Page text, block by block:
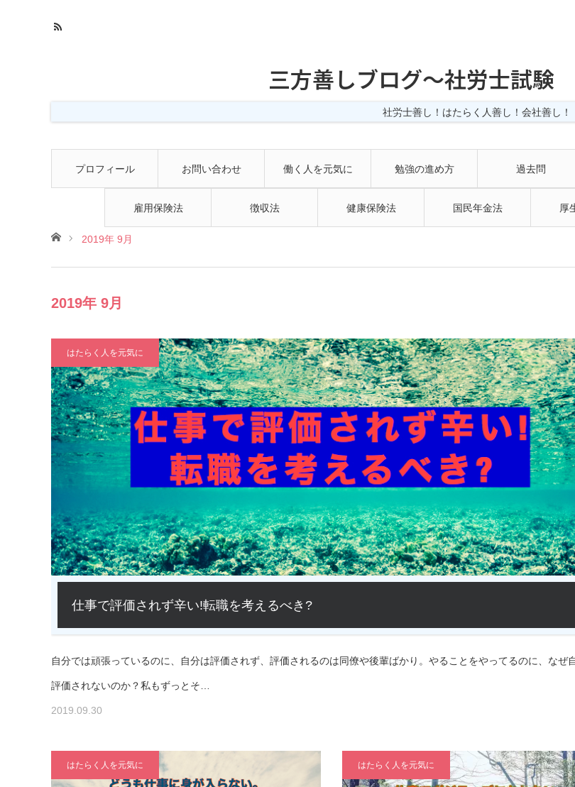
三方善しブログ〜社労士試験
社労士善し！はたらく人善し！会社善し！
プロフィール お問い合わせ 働く人を元気に 勉強の進め方 過去問
雇用保険法 徴収法 健康保険法 国民年金法 厚
ホーム2019年 9月
2019年 9月
はたらく人を元気に
仕事で評価されず辛い!転職を考えるべき?
自分では頑張っているのに、自分は評価されず、評価されるのは同僚や後輩ばかり。やることをやってるのに、なぜ
評価されないのか？私もずっとそ…
2019.09.30
はたらく人を元気に はたらく人を元気に